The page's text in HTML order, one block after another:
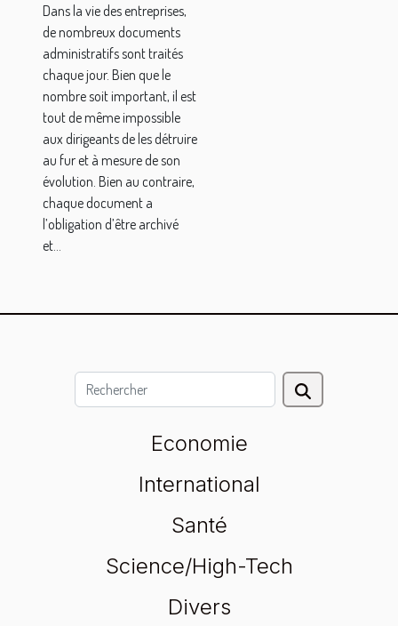
documents
administratifs
des
entreprises
Dans la vie des entreprises,
de nombreux documents
administratifs sont traités
chaque jour. Bien que le
nombre soit important, il est
tout de même impossible
aux dirigeants de les détruire
au fur et à mesure de son
évolution. Bien au contraire,
chaque document a
l’obligation d’être archivé
et...
Economie
International
Santé
Science/High-Tech
Divers